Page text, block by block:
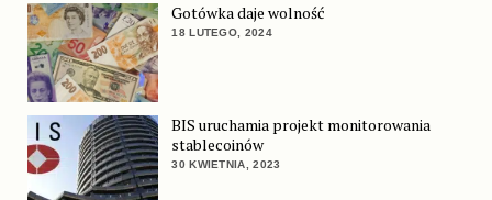
Gotówka daje wolność
18 LUTEGO, 2024
BIS uruchamia projekt monitorowania
stablecoinów
30 KWIETNIA, 2023